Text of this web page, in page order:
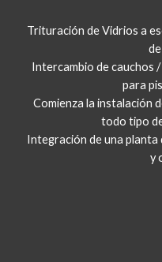
Trituración de Vidrios a
Intercambio de cauchos
para
Comienza la instalación
todo tipo
Integración de una
y